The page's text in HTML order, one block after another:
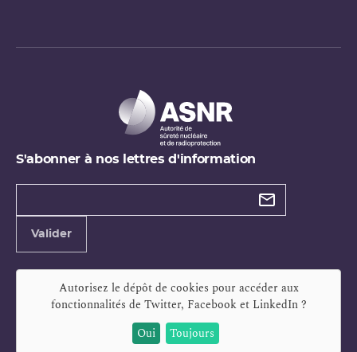
S'abonner à nos lettres d'information
Types de
Valider
Autorisez le dépôt de cookies pour accéder aux
fonctionnalités de Twitter, Facebook et LinkedIn?
Oui
Toujours